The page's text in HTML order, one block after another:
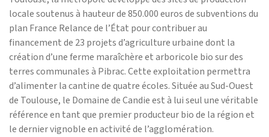
locale soutenus à hauteur de 850.000 euros de subventions du
plan France Relance de l’État pour contribuer au
financement de 23 projets d’agriculture urbaine dont la
création d’une ferme maraîchère et arboricole bio sur des
terres communales à Pibrac. Cette exploitation permettra
d’alimenter la cantine de quatre écoles. Située au Sud-Ouest
de Toulouse, le Domaine de Candie est à lui seul une véritable
référence en tant que premier producteur bio de la région et
le dernier vignoble en activité de l’agglomération.